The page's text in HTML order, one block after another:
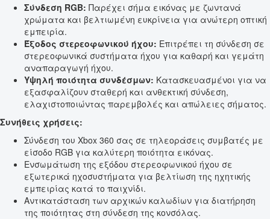
Σύνδεση RGB: Παρέχει σήμα εικόνας με ζωντανά
χρώματα και βελτιωμένη ευκρίνεια για ανώτερη οπτική
εμπειρία.
Έξοδος στερεοφωνικού ήχου: Επιτρέπει τη σύνδεση σε
στερεοφωνικά συστήματα ήχου για καθαρή και γεμάτη
αναπαραγωγή ήχου.
Υψηλή ποιότητα συνδέσμων: Κατασκευασμένοι για να
εξασφαλίζουν σταθερή και ανθεκτική σύνδεση,
ελαχιστοποιώντας παρεμβολές και απώλειες σήματος.
Συνήθεις χρήσεις:
Σύνδεση του Xbox 360 σας σε τηλεοράσεις συμβατές με
είσοδο RGB για καλύτερη ποιότητα εικόνας.
Ενσωμάτωση της εξόδου στερεοφωνικού ήχου σε
εξωτερικά ηχοσυστήματα για βελτίωση της ηχητικής
εμπειρίας κατά το παιχνίδι.
Αντικατάσταση των αρχικών καλωδίων για διατήρηση
της ποιότητας στη σύνδεση της κονσόλας.